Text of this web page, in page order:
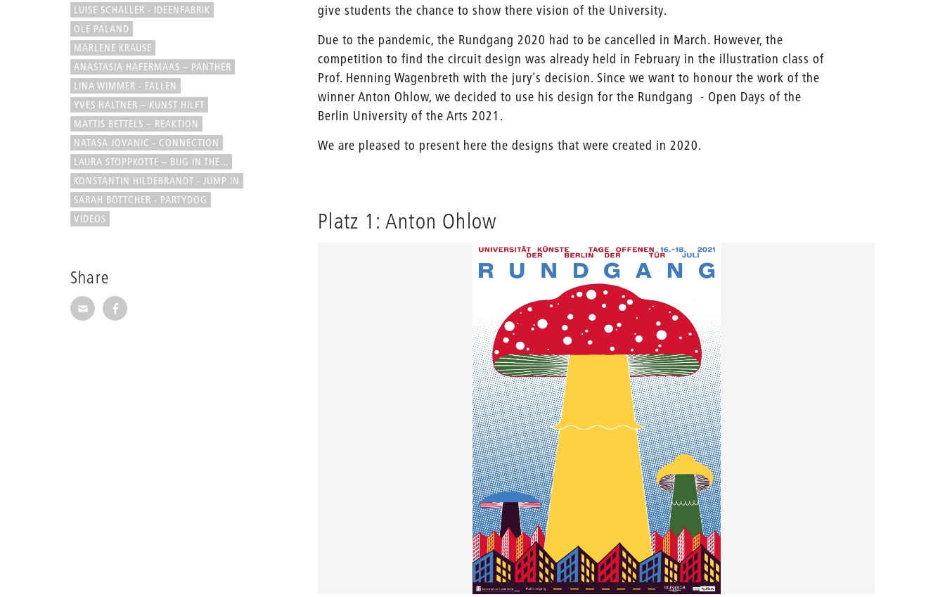
LUISE SCHALLER - IDEENFABRIK
OLE PALAND
MARLENE KRAUSE
ANASTASIA HAFERMAAS – PANTHER
LINA WIMMER - FALLEN
YVES HALTNER – KUNST HILFT
MATTIS BETTELS – REAKTION
NATASA JOVANIC - CONNECTION
LAURA STOPPKOTTE – BUG IN THE...
KONSTANTIN HILDEBRANDT - JUMP IN
SARAH BÖTTCHER - PARTYDOG
VIDEOS
Share
Share via E-Mail
Share on Facebook
give students the chance to show there vision of the University.
Due to the pandemic, the Rundgang 2020 had to be cancelled in March. However, the
competition to find the circuit design was already held in February in the illustration class of
Prof. Henning Wagenbreth with the jury's decision. Since we want to honour the work of the
winner Anton Ohlow, we decided to use his design for the Rundgang - Open Days of the
Berlin University of the Arts 2021.
We are pleased to present here the designs that were created in 2020.
Platz 1: Anton Ohlow